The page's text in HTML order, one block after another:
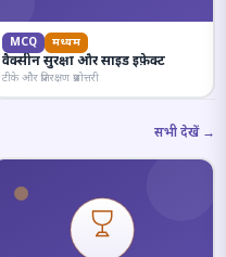
MCQ मध्यम
वैक्सीन सुरक्षा और साइड इफ़ेक्ट
टीके और प्रतिरक्षण प्रश्नोत्तरी
सभी देखें →